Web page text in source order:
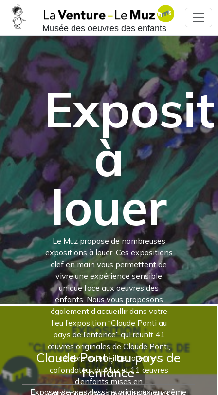
Musée des oeuvres des enfants
à
louer
Le Muz propose de nombreuses
expositions à louer. Ces expositions
clef en main vous permettent de
vivre une expérience sensible
unique face aux oeuvres des
enfants. Nous vous proposons
également d’accueillir dans votre
lieu l’exposition “Claude Ponti au
pays de l’enfance” qui réunit 41
œuvres originales de Claude Ponti,
célèbre auteur-illustrateur et
cofondateur du Muz et 11 œuvres
d’enfants mises en
Claude Ponti, au pays de
l'enfance
Exposer de mes dessins originaux en même